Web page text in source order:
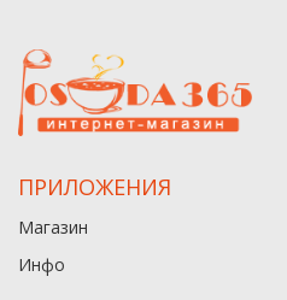
ПРИЛОЖЕНИЯ
Магазин
Инфо